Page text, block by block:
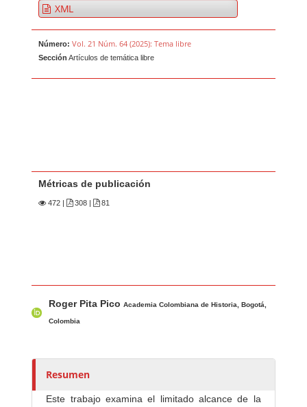
XML
Número: Vol. 21 Núm. 64 (2025): Tema libre
Sección Artículos de temática libre
Métricas de publicación
472 308 | 81
u
r
s
Roger Pita PicoAcademia Colombiana de Historia, Bogotá,
Colombia
Resumen
Este trabajo examina el limitado alcance de la